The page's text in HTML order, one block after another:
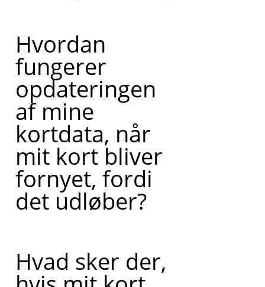
Hvordan
fungerer
opdateringen
af mine
kortdata, når
mit kort bliver
fornyet, fordi
det udløber?
Hvad sker der,